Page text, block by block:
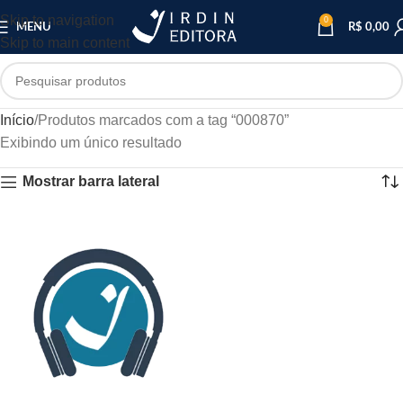
Skip to navigation
Skip to main content
MENU
0
R$ 0,00
Início Produtos marcados com a tag “000870”
Exibindo um único resultado
Mostrar barra lateral